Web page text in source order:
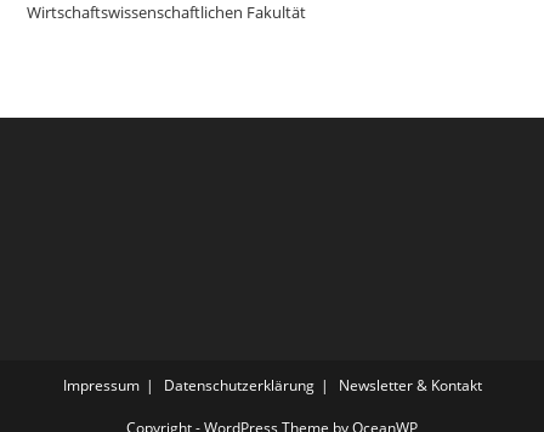
Wirtschaftswissenschaftlichen Fakultät
Impressum Datenschutzerklärung Newsletter & Kontakt